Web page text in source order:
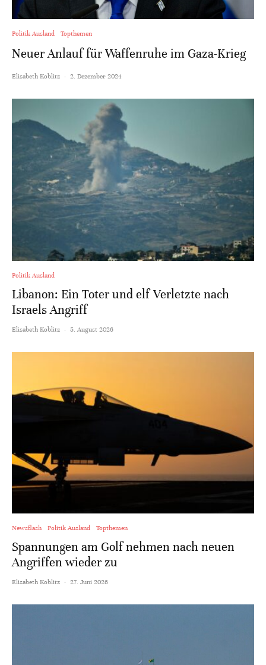
Politik Ausland Topthemen
Neuer Anlauf für Waffenruhe im Gaza-Krieg
Elisabeth Koblitz · 2. Dezember 2024
Politik Ausland
Libanon: Ein Toter und elf Verletzte nach
Israels Angriff
Elisabeth Koblitz · 5. August 2026
Newsflash Politik Ausland Topthemen
Spannungen am Golf nehmen nach neuen
Angriffen wieder zu
Elisabeth Koblitz · 27. Juni 2026